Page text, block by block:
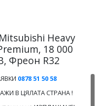
Heavy
18 000
Фреон R32
0878 51 50 58
В ЦЯЛАТА СТРАНА !